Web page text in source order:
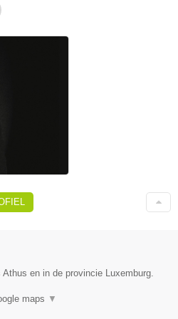
en in de provincie Luxemburg.
maps ▼